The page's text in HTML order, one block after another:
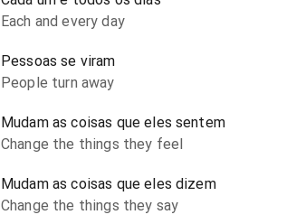
Each and every day
Pessoas se viram
People turn away
Mudam as coisas que eles sentem
Change the things they feel
Mudam as coisas que eles dizem
Change the things they say